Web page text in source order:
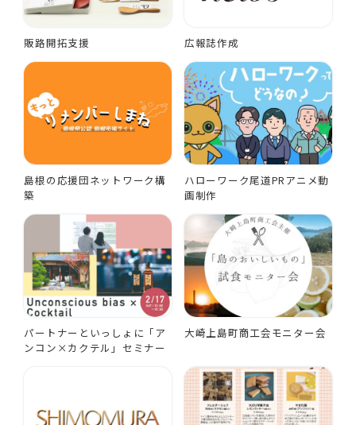
販路開拓支援 広報誌作成
島根の応援団ネットワーク構
築
ハローワーク尾道PRアニメ動
画制作
パートナーといっしょに「ア
ンコン×カクテル」セミナー
大崎上島町商工会モニター会